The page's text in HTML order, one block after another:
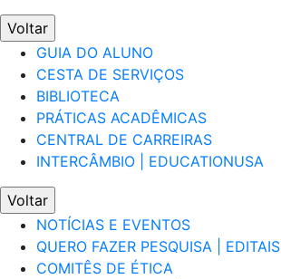
Voltar
GUIA DO ALUNO
CESTA DE SERVIÇOS
BIBLIOTECA
PRÁTICAS ACADÊMICAS
CENTRAL DE CARREIRAS
INTERCÂMBIO | EDUCATIONUSA
Voltar
NOTÍCIAS E EVENTOS
QUERO FAZER PESQUISA | EDITAIS
COMITÊS DE ÉTICA